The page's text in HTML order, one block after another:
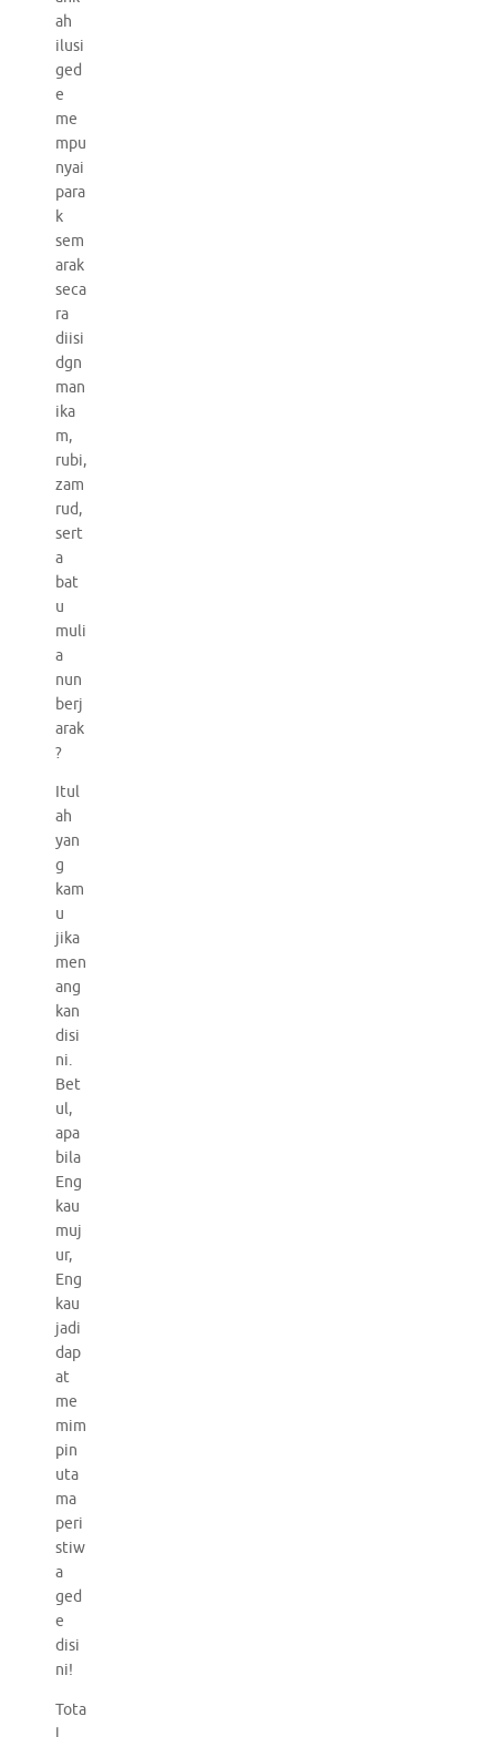
ah
ilusi
ged
e
me
mpu
nyai
para
k
sem
arak
seca
ra
diisi
dgn
man
ika
m,
rubi,
zam
rud,
sert
a
bat
u
muli
a
nun
berj
arak
?
Itul
ah
yan
g
kam
u
jika
men
ang
kan
disi
ni.
Bet
ul,
apa
bila
Eng
kau
muj
ur,
Eng
kau
jadi
dap
at
me
mim
pin
uta
ma
peri
stiw
a
ged
e
disi
ni!
Tota